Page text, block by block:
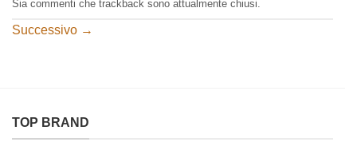
Sia commenti che trackback sono attualmente chiusi.
Successivo →
TOP BRAND